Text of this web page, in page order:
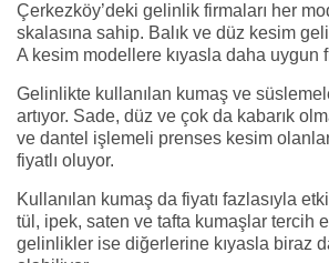
Çerkezköy’deki gelinlik firmaları her
skalasına sahip. Balık ve düz kesim
A kesim modellere kıyasla daha uygun
Gelinlikte kullanılan kumaş ve
artıyor. Sade, düz ve çok da kabarık
ve dantel işlemeli prenses kesim
fiyatlı oluyor.
Kullanılan kumaş da fiyatı fazlasıyla
tül, ipek, saten ve tafta kumaşlar tercih
gelinlikler ise diğerlerine kıyasla biraz